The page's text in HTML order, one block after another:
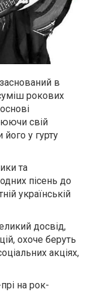
в
рокових
свій
у гурту
та
пісень до
українській
досвід,
охоче беруть
акціях,
на рок-